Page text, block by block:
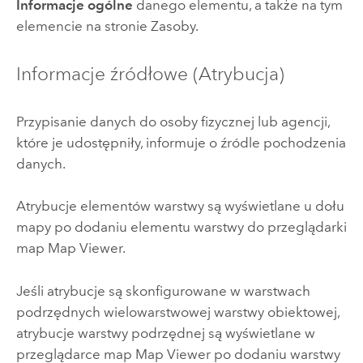
Informacje ogólne danego elementu, a także na tym
elemencie na stronie Zasoby.
Informacje źródłowe (Atrybucja)
Przypisanie danych do osoby fizycznej lub agencji,
które je udostępniły, informuje o źródle pochodzenia
danych.
Atrybucje elementów warstwy są wyświetlane u dołu
mapy po dodaniu elementu warstwy do przeglądarki
map Map Viewer.
Jeśli atrybucje są skonfigurowane w warstwach
podrzędnych wielowarstwowej warstwy obiektowej,
atrybucje warstwy podrzędnej są wyświetlane w
przeglądarce map Map Viewerpo dodaniu warstwy